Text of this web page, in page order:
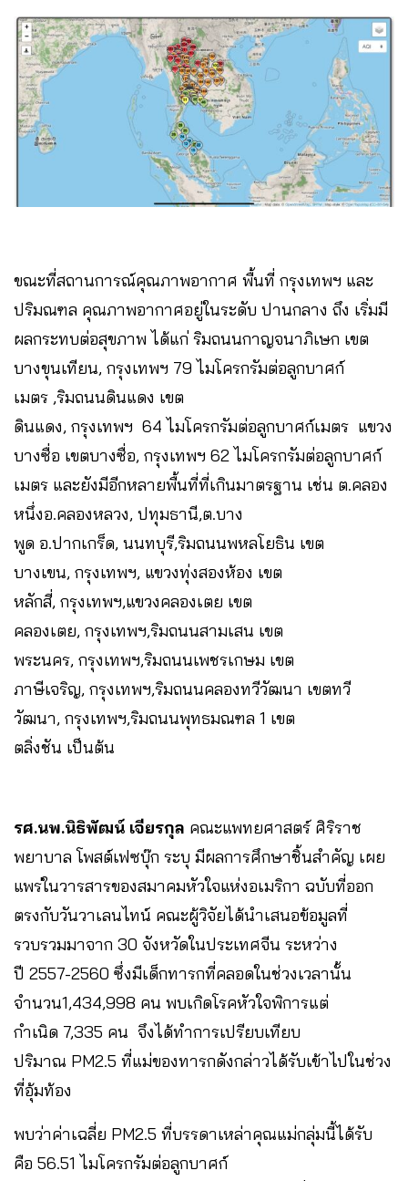
ขณะที่สถานการณ์คุณภาพอากาศ พื้นที่ กรุงเทพฯ และ
ปริมณฑล คุณภาพอากาศอยู่ในระดับ ปานกลาง ถึง เริ่มมี
ผลกระทบต่อสุขภาพ ได้แก่ ริมถนนกาญจนาภิเษก เขต
บางขุนเทียน, กรุงเทพฯ 79 ไมโครกรัมต่อลูกบาศก์
เมตร ,ริมถนนดินแดง เขต
ดินแดง, กรุงเทพฯ 64 ไมโครกรัมต่อลูกบาศก์เมตร แขวง
บางซื่อ เขตบางซื่อ, กรุงเทพฯ 62 ไมโครกรัมต่อลูกบาศก์
เมตร และยังมีอีกหลายพื้นที่ที่เกินมาตรฐาน เช่น ต.คลอง
หนึ่งอ.คลองหลวง, ปทุมธานี,ต.บาง
พูด อ.ปากเกร็ด, นนทบุรี,ริมถนนพหลโยธิน เขต
บางเขน, กรุงเทพฯ, แขวงทุ่งสองห้อง เขต
หลักสี่, กรุงเทพฯ,แขวงคลองเตย เขต
คลองเตย, กรุงเทพฯ,ริมถนนสามเสน เขต
พระนคร, กรุงเทพฯ,ริมถนนเพชรเกษม เขต
ภาษีเจริญ, กรุงเทพฯ,ริมถนนคลองทวีวัฒนา เขตทวี
วัฒนา, กรุงเทพฯ,ริมถนนพุทธมณฑล 1 เขต
ตลิ่งชัน เป็นต้น
รศ.นพ.นิธิพัฒน์ เจียรกุล คณะแพทยศาสตร์ ศิริราช
พยาบาล โพสต์เฟซบุ๊ก ระบุ มีผลการศึกษาชิ้นสำคัญ เผย
แพร่ในวารสารของสมาคมหัวใจแห่งอเมริกา ฉบับที่ออก
ตรงกับวันวาเลนไทน์ คณะผู้วิจัยได้นำเสนอข้อมูลที่
รวบรวมมาจาก 30 จังหวัดในประเทศจีน ระหว่าง
ปี 2557-2560 ซึ่งมีเด็กทารกที่คลอดในช่วงเวลานั้น
จำนวน1,434,998 คน พบเกิดโรคหัวใจพิการแต่
กำเนิด 7,335 คน จึงได้ทำการเปรียบเทียบ
ปริมาณ PM2.5 ที่แม่ของทารกดังกล่าวได้รับเข้าไปในช่วง
ที่อุ้มท้อง
พบว่าค่าเฉลี่ย PM2.5 ที่บรรดาเหล่าคุณแม่กลุ่มนี้ได้รับ
คือ 56.51 ไมโครกรัมต่อลูกบาศก์